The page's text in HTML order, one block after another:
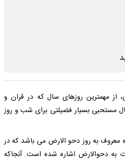
مهمترین روزهای سال که در قران و
مستحبی بسیار فضیلتی برای شب و روز
روز ۲۵ ذی‌القعده معروف به روز دحو الارض می باشد که در
30 سوره نازعات به دحوالارض اشاره شده است. آنجاکه